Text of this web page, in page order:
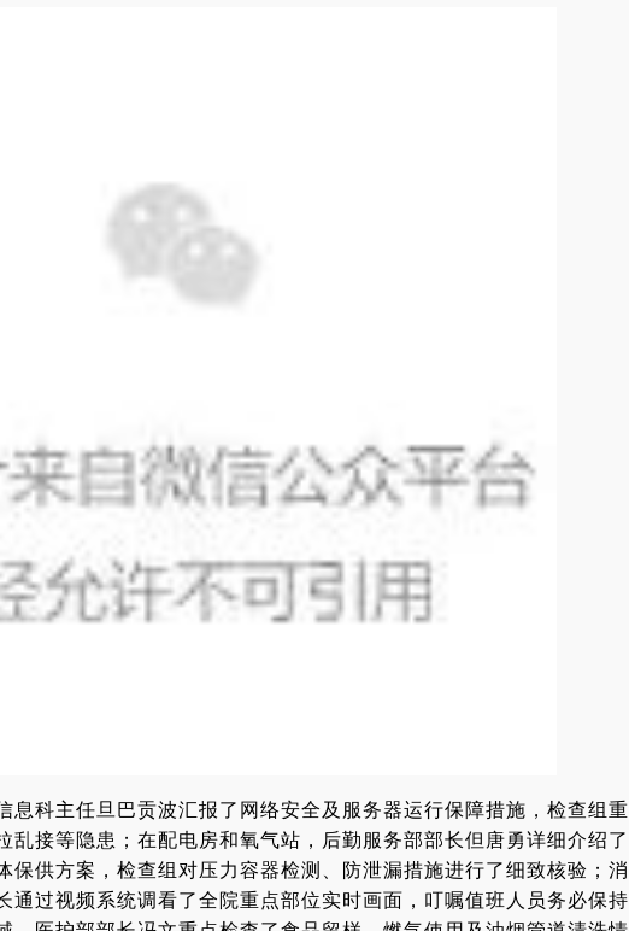
息科主任旦巴贡波汇报了网络安全及服务器运行保障措施，检查组重
乱接等隐患；在配电房和氧气站，后勤服务部部长但唐勇详细介绍了
保供方案，检查组对压力容器检测、防泄漏措施进行了细致核验；消
通过视频系统调看了全院重点部位实时画面，叮嘱值班人员务必保持